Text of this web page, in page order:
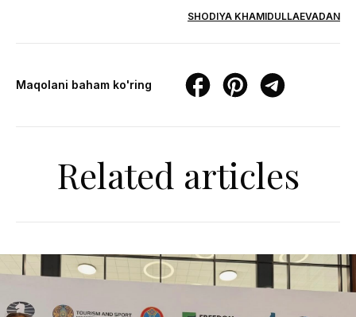
SHODIYA KHAMIDULLAEVADAN
Maqolani baham ko'ring
Related articles